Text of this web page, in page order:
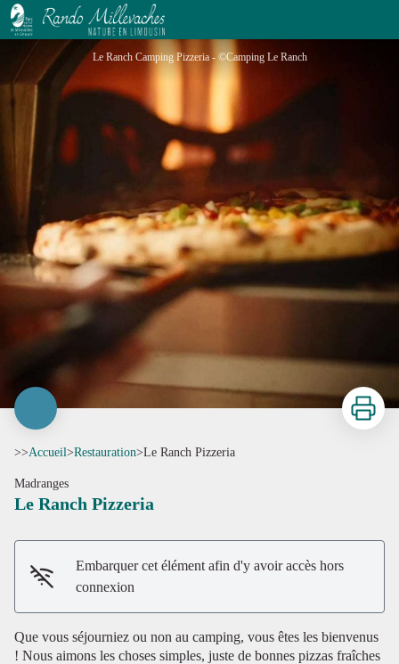
Le Ranch Pizzeria
Le Ranch Camping Pizzeria - ©Camping Le Ranch
Imprimer
>>Accueil>Restauration>Le Ranch Pizzeria
Madranges
Le Ranch Pizzeria
Embarquer cet élément afin d'y avoir accès hors
connexion
Que vous séjourniez ou non au camping, vous êtes les bienvenus
! Nous aimons les choses simples, juste de bonnes pizzas fraîches